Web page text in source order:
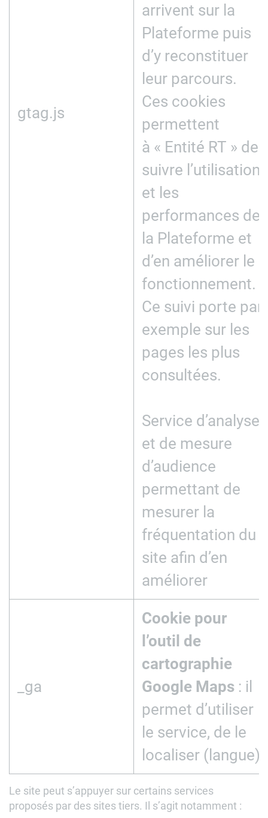
gtag.js
arrivent sur la
Plateforme puis
d’y reconstituer
leur parcours.
Ces cookies
permettent
à « Entité RT » de
suivre l’utilisation
et les
performances de
la Plateforme et
d’en améliorer le
fonctionnement.
Ce suivi porte par
exemple sur les
pages les plus
consultées.
Service d’analyse
et de mesure
d’audience
permettant de
mesurer la
fréquentation du
site afin d’en
améliorer
_ga
Cookie pour
l’outil de
cartographie
Google Maps : il
permet d’utiliser
le service, de le
localiser (langue)
Le site peut s’appuyer sur certains services
proposés par des sites tiers. Il s’agit notamment :